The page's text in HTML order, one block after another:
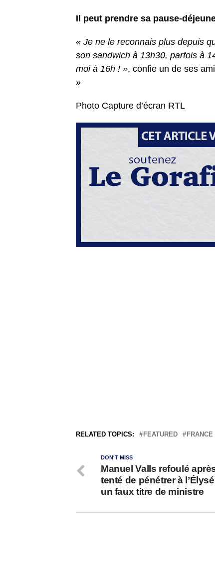
Il peut prendre sa pause-
« Je ne le reconnais plus depuis
son sandwich à 13h30, parfois à
moi à 16h ! », confie un de ses
»
Photo Capture d’écran RTL
RELATED TOPICS: FEATURED FRANCE
DON'T MISS
Manuel Valls refoulé
tenté de pénétrer à
un faux titre de ministre